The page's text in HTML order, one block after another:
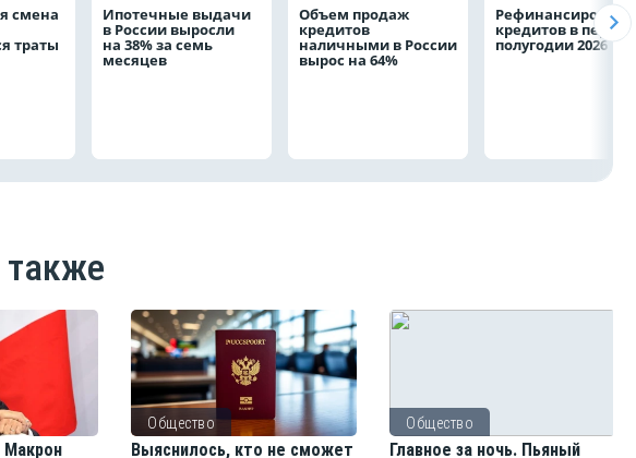
смена
траты
Ипотечные выдачи
в России выросли
на 38% за семь
месяцев
Объем продаж
кредитов
наличными в России
вырос на 64%
Рефинансирование
кредитов в первом
полугодии 2026 года
также
Макрон
Общество
Выяснилось, кто не сможет
Общество
Главное за ночь. Пьяный